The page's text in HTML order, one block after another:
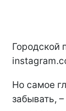
Городской
Но самое
забывать,